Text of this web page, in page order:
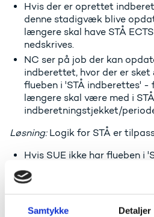
Samtykke Detaljer
Hvis der er oprettet
denne stadigvæk blive
længere skal have STÅ
nedskrives.
NC ser på job der kan
indberettet, hvor der er
flueben i 'STÅ indberettes' -
længere skal være med i STÅ
indberetningstjekket/
Løsning:Logik for STÅ er
Hvis SUE ikke har flueben i
GUEn ikke tælle med i
er bestået •
Hvis SUE ikke har flueben i
GUEn ikke tælle med i